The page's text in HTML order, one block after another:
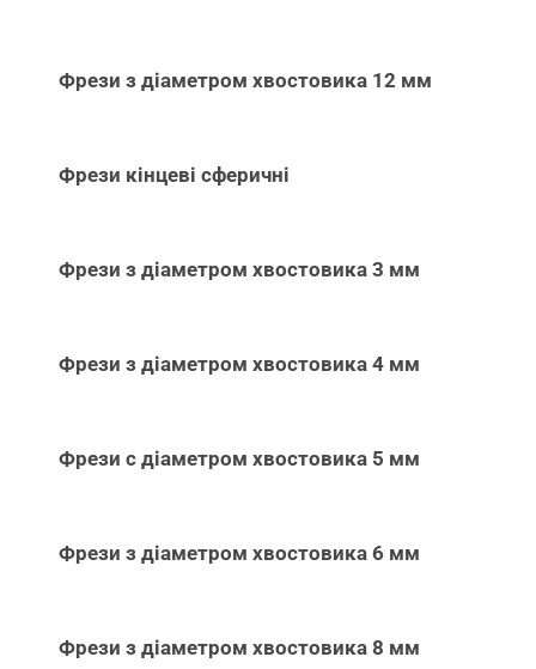
Фрези з діаметром хвостовика 12 мм
Фрези кінцеві сферичні
Фрези з діаметром хвостовика 3 мм
Фрези з діаметром хвостовика 4 мм
Фрези с діаметром хвостовика 5 мм
Фрези з діаметром хвостовика 6 мм
Фрези з діаметром хвостовика 8 мм